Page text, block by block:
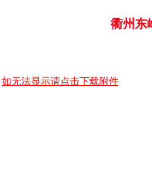
衢州东
如无法显示请点击下载附件